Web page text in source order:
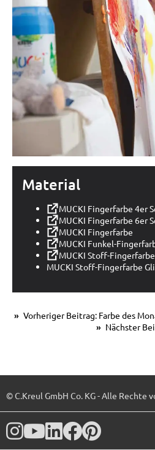
Material
MUCKI Fingerfarbe 4er
MUCKI Fingerfarbe 6er
MUCKI Fingerfarbe
MUCKI Funkel-
MUCKI Stoff-
MUCKI Stoff-Fingerfarbe
Vorheriger Beitrag: Farbe des
Nächster
© C.Kreul GmbH Co. KG - Alle Rechte